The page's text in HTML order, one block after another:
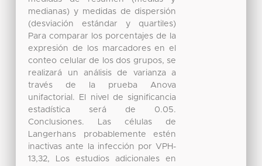
medianas) y medidas de dispersión
(desviación estándar y quartiles)
Para comparar los porcentajes de la
expresión de los marcadores en el
conteo celular de los dos grupos, se
realizará un análisis de varianza a
través de la prueba Anova
unifactorial. El nivel de significancia
estadística será de 0.05.
Conclusiones. Las células de
Langerhans probablemente estén
inactivas ante la infección por VPH-
13,32, Los estudios adicionales en